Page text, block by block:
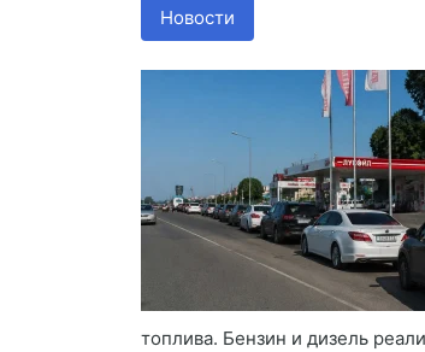
Новости
топлива. Бензин и дизель